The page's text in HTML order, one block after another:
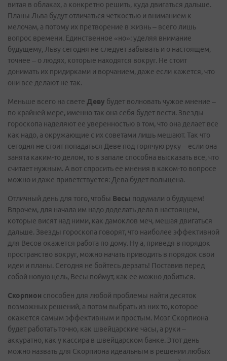
витая в облаках, а конкретно решить, куда двигаться дальше.
Планы Льва будут отличаться четкостью и вниманием к
мелочам, а потому их претворение в жизнь – всего лишь
вопрос времени. Единственное «но»: уделяя внимание
будущему, Льву сегодня не следует забывать и о настоящем,
точнее – о людях, которые находятся вокруг. Не стоит
донимать их придирками и ворчанием, даже если кажется, что
они все делают не так.
Меньше всего на свете Деву будет волновать чужое мнение –
по крайней мере, именно так она себя будет вести. Звезды
гороскопа наделяют ее уверенностью в том, что она делает все
как надо, а окружающие с их советами лишь мешают. Так что
сегодня не стоит попадаться Деве под горячую руку – если она
занята каким-то делом, то в запале способна высказать все, что
считает нужным. А вот спросить ее мнения в каком-то вопросе
можно и даже приветствуется: Дева будет польщена.
Отличный день для того, чтобы Весы подумали о будущем!
Впрочем, для начала им надо доделать дела в настоящем,
которые висят над ними, как дамоклов меч, мешая двигаться
дальше. Звезды гороскопа говорят, что наиболее эффективной
для Весов окажется работа по дому. Ну а, приведя в порядок
пространство вокруг, можно начать приводить в порядок свои
идеи и планы. Сегодня не бойтесь дерзать! Поставив перед
собой новую цель, Весы поймут, как ее можно добиться.
Скорпион способен для любой проблемы найти десяток
возможных решений, а потом выбрать из них то, которое
окажется самым эффективным и простым. Мозг Скорпиона
будет работать точно, как швейцарские часы, а руки –
аккуратно, как у кассира в швейцарском банке. Этот день
можно назвать для Скорпиона идеальным в решении любых